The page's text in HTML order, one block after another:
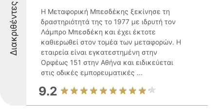
Διακριθέντες
Η Μεταφορική Μπεσδέκης ξεκίνησε τη
δραστηριότητά της το 1977 με ιδρυτή τον
Λάμπρο Μπεσδέκη και έχει έκτοτε
καθιερωθεί στον τομέα των μεταφορών. Η
εταιρεία είναι εγκατεστημένη στην
Ορφέως 151 στην Αθήνα και ειδικεύεται
στις οδικές εμπορευματικές ...
9.2